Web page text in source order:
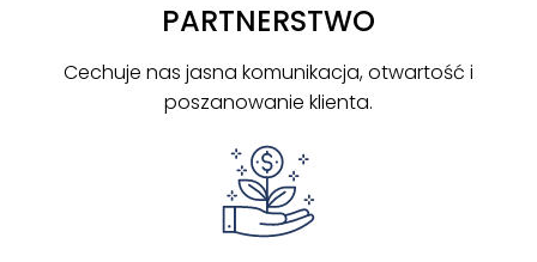
PARTNERSTWO
Cechuje nas jasna komunikacja, otwartość i
poszanowanie klienta.